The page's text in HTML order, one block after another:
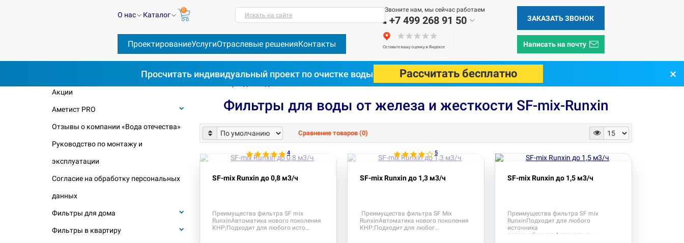
О нас Каталог
0
ПроектированиеУслугиОтраслевые решенияКонтакты
Звоните нам, мы сейчас работаем
+7 499 268 91 50 ЗАКАЗАТЬ ЗВОНОК
Написать на почту
Искать на сайте
Просчитать индивидуальный проект по очистке воды Рассчитать бесплатно ×
Акции
Аметист PRO
Отзывы о компании «Вода отечества»
Руководство по монтажу и
эксплуатации
Согласие на обработку персональных
данных
Фильтры для дома
Фильтры в квартиру
Фильтры для дома
Фильтры для воды от железа и жесткости
Фильтры для воды от железа и жесткости SF-mix-Runxin
Фильтры для воды от железа и жесткости SF-mix-Runxin
Сравнение товаров (0)
4
SF-mix Runxin до 0,8 м3/ч
Преимущества фильтра SF mix
RunxinАвтоматика нового поколения
КНР;Подходит для любого исто
5
SF-mix Runxin до 1,3 м3/ч
Преимущества фильтра SF Mix
RunxinАвтоматика нового поколения
КНР;Подходит для любог
SF-mix Runxin до 1,5 м3/ч
Преимущества фильтра SF mix
RunxinПодходит для любого
источника
водоснабжения;Автоматика н